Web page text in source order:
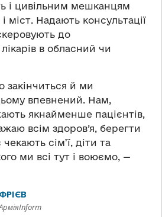
і цивільним мешканцям
міст. Надають консультації
до
в обласний чи
закінчиться й ми
впевнений. Нам,
якнайменше пацієнтів,
всім здоров’я, берегти
сім’ї, діти та
ми всі тут і воюємо, —